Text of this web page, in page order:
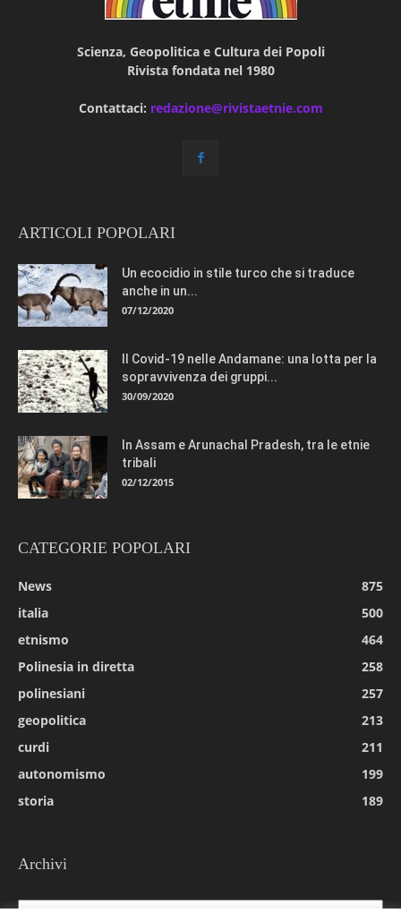
Scienza, Geopolitica e Cultura dei Popoli
Rivista fondata nel 1980
Contattaci: redazione@rivistaetnie.com
ARTICOLI POPOLARI
Un ecocidio in stile turco che si traduce
anche in un...
07/12/2020
Il Covid-19 nelle Andamane: una lotta per la
sopravvivenza dei gruppi...
30/09/2020
In Assam e Arunachal Pradesh, tra le etnie
tribali
02/12/2015
CATEGORIE POPOLARI
News
875
italia
500
etnismo
464
Polinesia in diretta
258
polinesiani
257
geopolitica
213
curdi
211
autonomismo
199
storia
189
Archivi
Archivi